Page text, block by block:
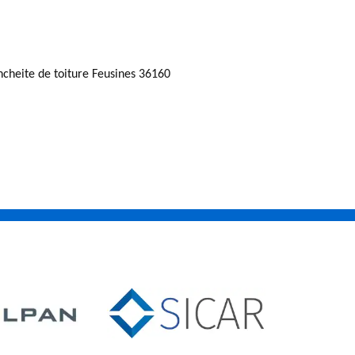
de toiture Feusines 36160